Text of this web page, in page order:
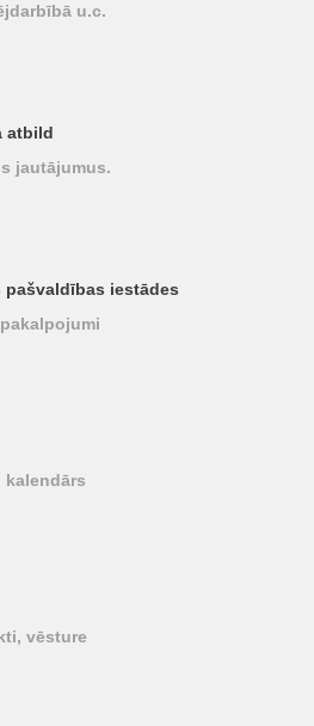
u.c.
atbild
jautājumus.
iestādes
kalendārs
vēsture